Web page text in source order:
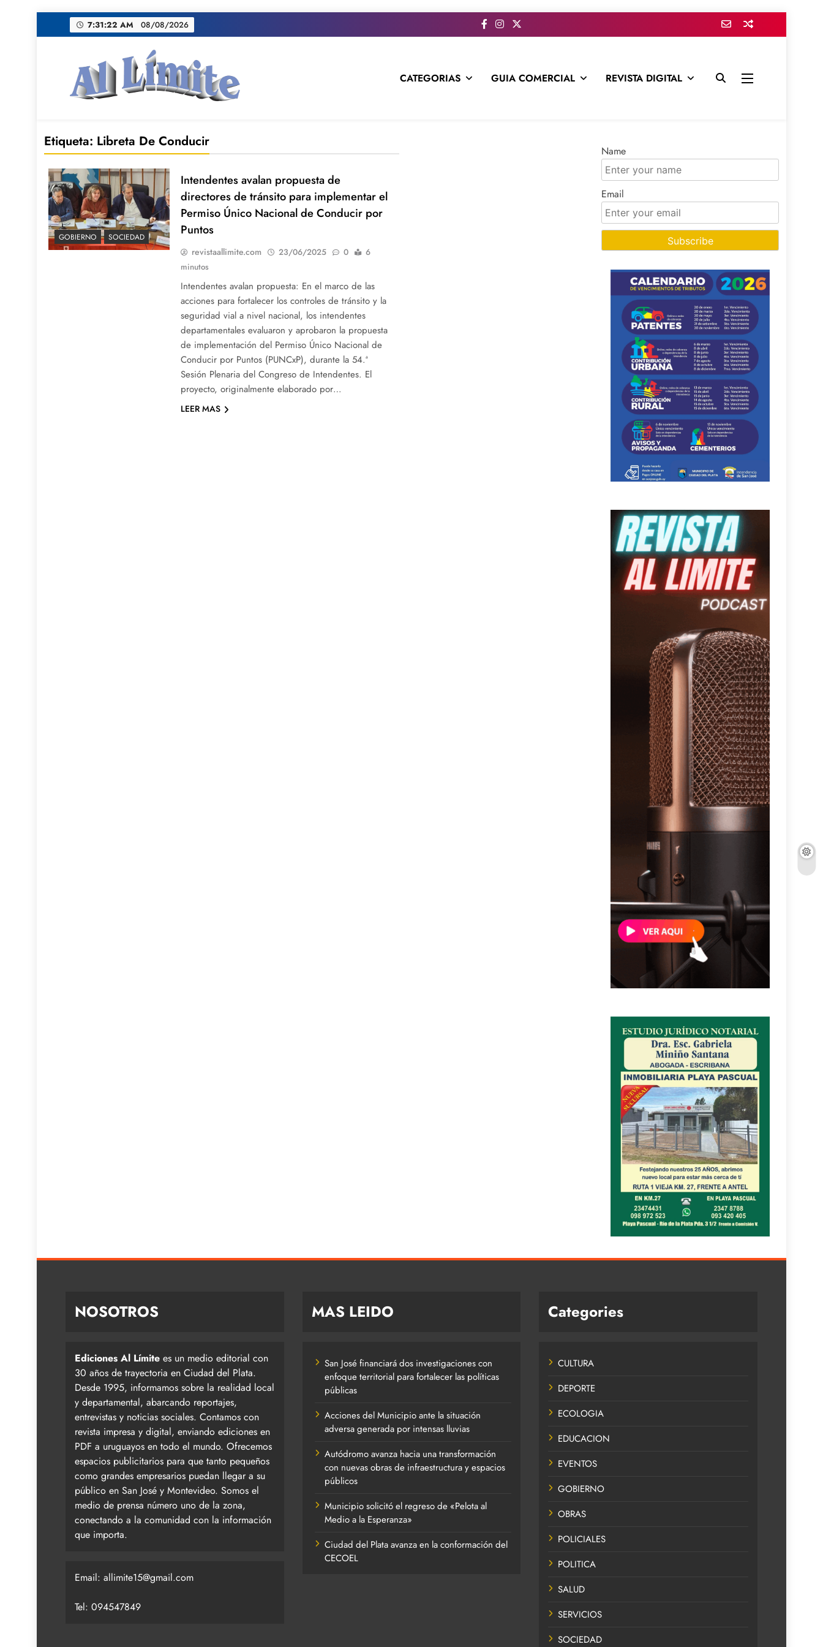
al
7:31:23 AM 08/08/2026
CATEGORIAS GUIA COMERCIAL REVISTA DIGITAL
Etiqueta: Libreta De Conducir
GOBIERNO SOCIEDAD
Intendentes avalan propuesta de
directores de tránsito para implementar el
Permiso Único Nacional de Conducir por
Puntos
revistaallimite.com 23/06/2025 0
6
minutos
Intendentes avalan propuesta: En el marco de las
acciones para fortalecer los controles de tránsito y la
seguridad vial a nivel nacional, los intendentes
departamentales evaluaron y aprobaron la propuesta
de implementación del Permiso Único Nacional de
Conducir por Puntos (PUNCxP), durante la 54.ª
Sesión Plenaria del Congreso de Intendentes. El
proyecto, originalmente elaborado por…
LEER MAS
Name
Email
NOSOTROS
Ediciones Al Límite es un medio editorial con
30 años de trayectoria en Ciudad del Plata.
Desde 1995, informamos sobre la realidad local
y departamental, abarcando reportajes,
entrevistas y noticias sociales. Contamos con
revista impresa y digital, enviando ediciones en
PDF a uruguayos en todo el mundo. Ofrecemos
espacios publicitarios para que tanto pequeños
como grandes empresarios puedan llegar a su
público en San José y Montevideo. Somos el
medio de prensa número uno de la zona,
conectando a la comunidad con la información
que importa.
Email: allimite15@gmail.com
Tel: 094547849
MAS LEIDO
San José financiará dos investigaciones con
enfoque territorial para fortalecer las políticas
públicas
Acciones del Municipio ante la situación
adversa generada por intensas lluvias
Autódromo avanza hacia una transformación
con nuevas obras de infraestructura y espacios
públicos
Municipio solicitó el regreso de «Pelota al
Medio a la Esperanza»
Ciudad del Plata avanza en la conformación del
CECOEL
Categories
CULTURA
DEPORTE
ECOLOGIA
EDUCACION
EVENTOS
GOBIERNO
OBRAS
POLICIALES
POLITICA
SALUD
SERVICIOS
SOCIEDAD